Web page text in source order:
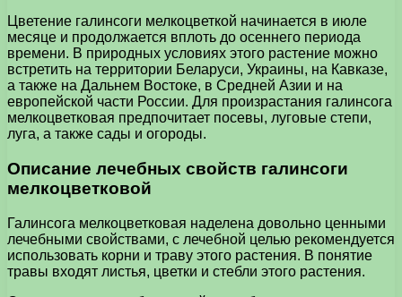
Цветение галинсоги мелкоцветкой начинается в июле
месяце и продолжается вплоть до осеннего периода
времени. В природных условиях этого растение можно
встретить на территории Беларуси, Украины, на Кавказе,
а также на Дальнем Востоке, в Средней Азии и на
европейской части России. Для произрастания галинсога
мелкоцветковая предпочитает посевы, луговые степи,
луга, а также сады и огороды.
Описание лечебных свойств галинсоги
мелкоцветковой
Галинсога мелкоцветковая наделена довольно ценными
лечебными свойствами, с лечебной целью рекомендуется
использовать корни и траву этого растения. В понятие
травы входят листья, цветки и стебли этого растения.